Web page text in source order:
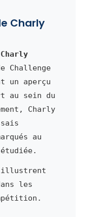
Charly
Charly
Challenge
un aperçu
au sein du
Charly
au
illustrent
les